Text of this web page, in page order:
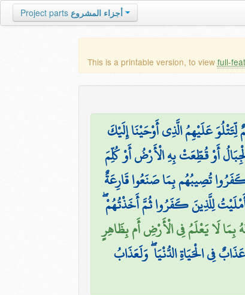
Project parts أجزاء المشروع
This is a printable version, to view full-
عَلَيْهِمُ الَّذِي أَوْحَيْنَا إِلَيْكَ
أَوْ قُطِّعَتْ بِهِ الْأَرْضُ أَوْ كُلِّمَ
كَفَرُوا تُصِيبُهُم بِمَا صَنَعُوا قَارِعَةٌ
لِلَّذِينَ كَفَرُوا ثُمَّ أَخَذْتُهُمْ
لَا يَعْلَمُ فِي الْأَرْضِ أَم بِظَاهِرٍ
فِي الْحَيَاةِ الدُّنْيَا ۖ وَلَعَذَابُ